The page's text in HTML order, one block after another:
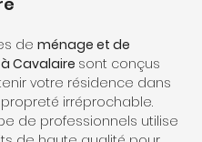
de ménage et de
Cavalaire sont conçus
votre résidence dans
irréprochable.
de professionnels utilise